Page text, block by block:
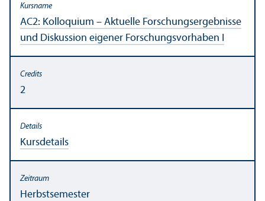
AC2: Kolloquium – Aktuelle Forschungs­ergebnisse
und Diskussion eigener Forschungs­vorhaben I
2
Kursdetails
Herbstsemester